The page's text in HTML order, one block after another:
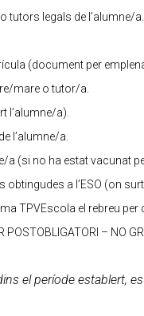
tutors legals de l’alumne/a.
(document per
mare o tutor/a.
l’alumne/a).
l’alumne/a.
a (si no ha estat
a l’ESO (on
TPVEscola el rebreu per
– NO
el període establert,